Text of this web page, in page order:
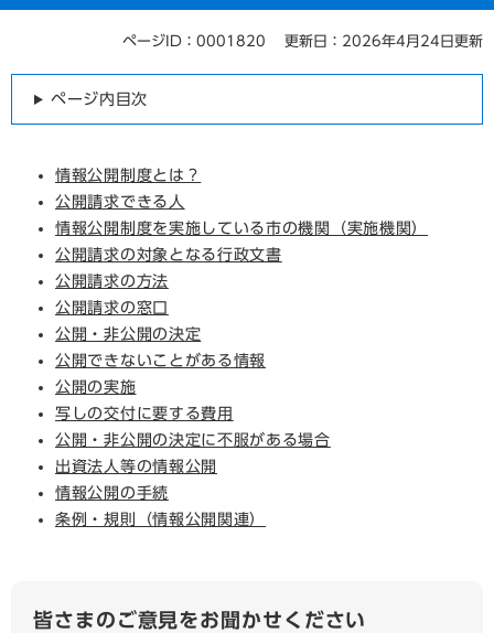
ページID：0001820 更新日：2026年4月24日更新
ページ内目次
情報公開制度とは？
公開請求できる人
情報公開制度を実施している市の機関（実施機関）
公開請求の対象となる行政文書
公開請求の方法
公開請求の窓口
公開・非公開の決定
公開できないことがある情報
公開の実施
写しの交付に要する費用
公開・非公開の決定に不服がある場合
出資法人等の情報公開
情報公開の手続
条例・規則（情報公開関連）
皆さまのご意見をお聞かせください